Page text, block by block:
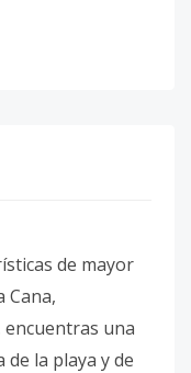
de mayor
Cana,
encuentras una
la playa y de